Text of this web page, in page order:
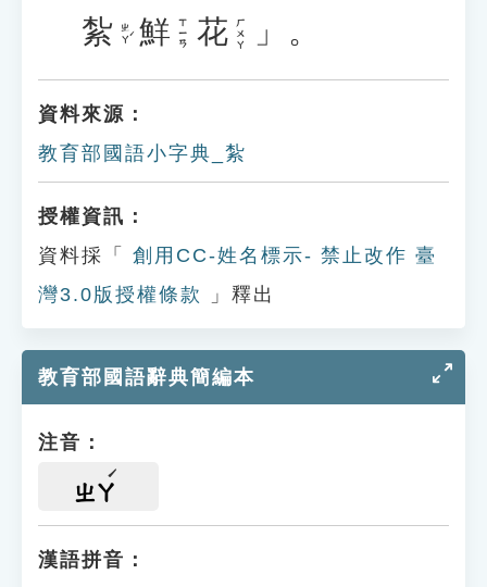
紮 ㄓㄚˊ 鮮 ㄒㄧㄢ 花 ㄏㄨㄚ 」。
資料來源：
教育部國語小字典_紮
授權資訊：
資料採「
創用CC-姓名標示- 禁止改作 臺
灣3.0版授權條款
」釋出
教育部國語辭典簡編本
注音：
ㄓㄚ
漢語拼音：